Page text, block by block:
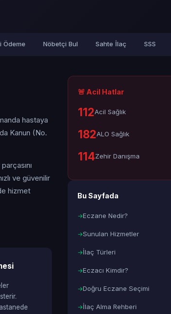
Ödeme Nöbetçi Bul Sahte İlaç SSS
hastaya
Kanun (No.
ve güvenilir
hizmet
🚨 Acil Hatlar
112Acil Sağlık
182ALO Sağlık
114Zehir Danışma
Bu Sayfada
Eczane Nedir?
Sunulan Hizmetler
İlaç Türleri
Eczacı Kimdir?
Doğru Eczane Seçimi
İlaç Alma Rehberi